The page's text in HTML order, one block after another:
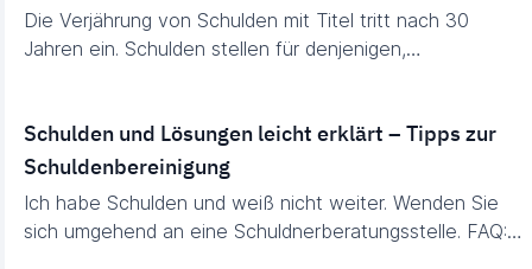
Die Verjährung von Schulden mit Titel tritt nach 30
Jahren ein. Schulden stellen für denjenigen,…
Schulden und Lösungen leicht erklärt – Tipps zur
Schuldenbereinigung
Ich habe Schulden und weiß nicht weiter. Wenden Sie
sich umgehend an eine Schuldnerberatungsstelle. FAQ:…